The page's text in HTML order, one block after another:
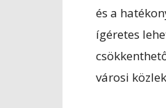
és a
ígéretes
városi